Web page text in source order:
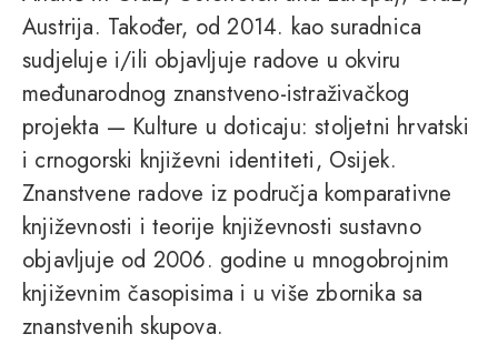
Austrija. Također, od 2014. kao suradnica
sudjeluje i/ili objavljuje radove u okviru
međunarodnog znanstveno-istraživačkog
projekta — Kulture u doticaju: stoljetni hrvatski
i crnogorski književni identiteti, Osijek.
Znanstvene radove iz područja komparativne
književnosti i teorije književnosti sustavno
objavljuje od 2006. godine u mnogobrojnim
književnim časopisima i u više zbornika sa
znanstvenih skupova.